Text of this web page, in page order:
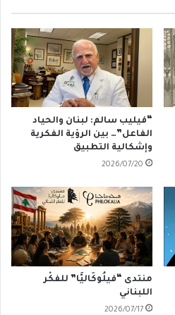
“فيليب سالم: لبنان والحياد
الفاعل”… بين الرؤية الفكرية
وإشكالية التطبيق
2026/07/20
منتدى “فيلُوكَاليَّا” للفكْر
اللبناني
2026/07/17